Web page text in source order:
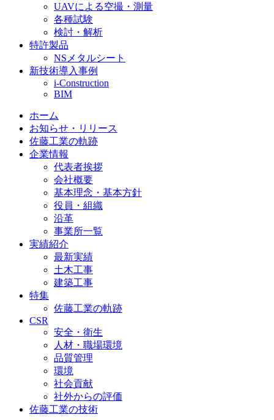
UAVによる空撮・測量
各種試験
検討・解析
特許製品
NSメタルシート
新技術導入事例
i-Construction
BIM
ホーム
お知らせ・リリース
佐藤工業の軌跡
企業情報
代表者挨拶
会社概要
基本理念・基本方針
役員・組織
沿革
事業所一覧
実績紹介
最新実績
土木工事
建築工事
特集
佐藤工業の軌跡
CSR
安全・衛生
人材・職場環境
品質管理
環境
社会貢献
社外からの評価
佐藤工業の技術